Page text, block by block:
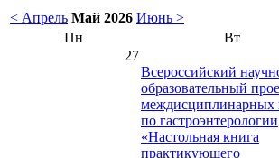
< Апрель Май 2026 Июнь >
Пн
Вт
27
Всероссийский
образовательный
междисциплинарных
по гастроэнтерологии
«Настольная книга
практикующего